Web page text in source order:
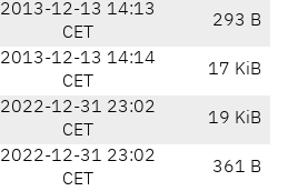
2013-12-13 14:13
CET
293 B
2013-12-13 14:14
CET
17 KiB
2022-12-31 23:02
CET
19 KiB
2022-12-31 23:02
CET
361 B